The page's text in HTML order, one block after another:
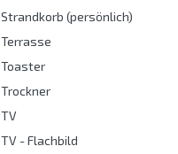
Strandkorb (persönlich)
Terrasse
Toaster
Trockner
TV
TV - Flachbild